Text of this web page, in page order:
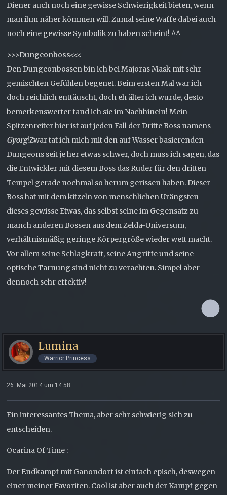
Diener auch noch eine gewisse Schwierigkeit bieten, wenn
man ihm näher kömmen will. Zumal seine Waffe dabei auch
noch eine gewisse Symbolik zu haben scheint! ^^
>>>Dungeonboss<<<
Den Dungeonbossen bin ich bei Majoras Mask mit sehr
gemischten Gefühlen begenet. Beim ersten Mal war ich
doch reichlich enttäuscht, doch eh älter ich wurde, desto
bemerkenswerter fand ich sie im Nachhinein! Mein
Spitzenreiter hier ist auf jeden Fall der Dritte Boss namens
Gyorg!Zwar tat ich mich mit den auf Wasser basierenden
Dungeons seit je her etwas schwer, doch muss ich sagen, das
die Entwickler mit diesem Boss das Ruder für den dritten
Tempel gerade nochmal so herum gerissen haben. Dieser
Boss hat mit dem kitzeln von menschlichen Urängsten
dieses gewisse Etwas, das selbst seine im Gegensatz zu
manch anderen Bossen aus dem Zelda-Universum,
verhältnismäßig geringe Körpergröße wieder wett macht.
Vor allem seine Schlagkraft, seine Angriffe und seine
optische Tarnung sind nicht zu verachten. Simpel aber
dennoch sehr effektiv!
Lumina
Warrior Princess
26. Mai 2014 um 14:58
Ein interessantes Thema, aber sehr schwierig sich zu
entscheiden.
Ocarina Of Time :
Der Endkampf mit Ganondorf ist einfach episch, deswegen
einer meiner Favoriten. Cool ist aber auch der Kampf gegen